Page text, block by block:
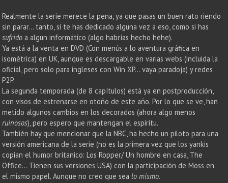
Realmente la serie merece la pena, ya que pasas un buen rato riendo
sin parar… tanto, si te has dedicado alguna vez a eso, como si has
sufrido a algun informático (algo habrías hecho hehe).
Ya está a la venta en DVD (Con menús a lo aventura gráfica en
isométrica) en UK, aunque es descargable en varias webs (incluida la
oficial, pero solo para ingleses con Win XP… vaya paradoja) y redes
P2P.
La segunda temporada (de 8 capítulos) está ya en postproducción,
con visos de estrenarse en otoño de este año. Por lo que se ve, han
metido algunos cambios en los decorados (ahora algo menos
ruinosos), pero espero que mantengan el espiritu.
También hay que mencionar que la NBC, ha hecho un piloto para una
versión americana de la serie (no es la primera vez que los yankis
copian el humor britanico: Los Ropper/ Un hombre en casa, The
Office… Tienen sus versiones USA) con la participación de Moss en
el mismo papel. Aunque no creo que sealo mismo.